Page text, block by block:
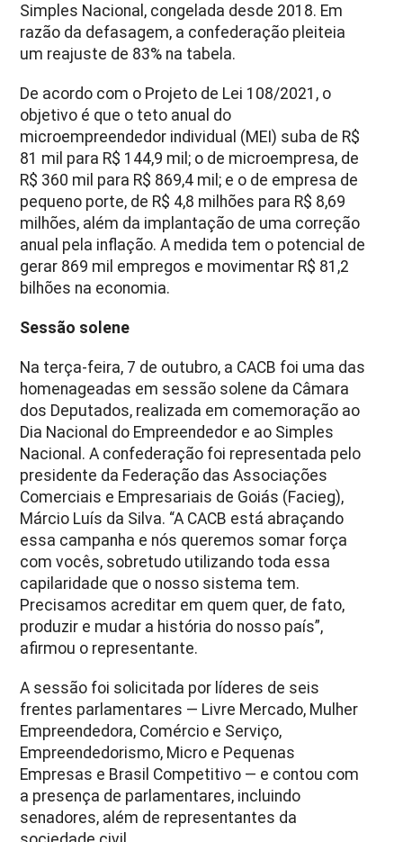
Simples Nacional, congelada desde 2018. Em
razão da defasagem, a confederação pleiteia
um reajuste de 83% na tabela.
De acordo com o Projeto de Lei 108/2021, o
objetivo é que o teto anual do
microempreendedor individual (MEI) suba de R$
81 mil para R$ 144,9 mil; o de microempresa, de
R$ 360 mil para R$ 869,4 mil; e o de empresa de
pequeno porte, de R$ 4,8 milhões para R$ 8,69
milhões, além da implantação de uma correção
anual pela inflação. A medida tem o potencial de
gerar 869 mil empregos e movimentar R$ 81,2
bilhões na economia.
Sessão solene
Na terça-feira, 7 de outubro, a CACB foi uma das
homenageadas em sessão solene da Câmara
dos Deputados, realizada em comemoração ao
Dia Nacional do Empreendedor e ao Simples
Nacional. A confederação foi representada pelo
presidente da Federação das Associações
Comerciais e Empresariais de Goiás (Facieg),
Márcio Luís da Silva. “A CACB está abraçando
essa campanha e nós queremos somar força
com vocês, sobretudo utilizando toda essa
capilaridade que o nosso sistema tem.
Precisamos acreditar em quem quer, de fato,
produzir e mudar a história do nosso país”,
afirmou o representante.
A sessão foi solicitada por líderes de seis
frentes parlamentares — Livre Mercado, Mulher
Empreendedora, Comércio e Serviço,
Empreendedorismo, Micro e Pequenas
Empresas e Brasil Competitivo — e contou com
a presença de parlamentares, incluindo
senadores, além de representantes da